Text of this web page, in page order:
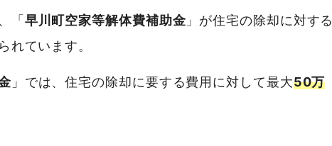
「 早川町空家等解体費補助金」が住宅の除却に対する
れています。
」では、住宅の除却に要する費用に対して最大50万